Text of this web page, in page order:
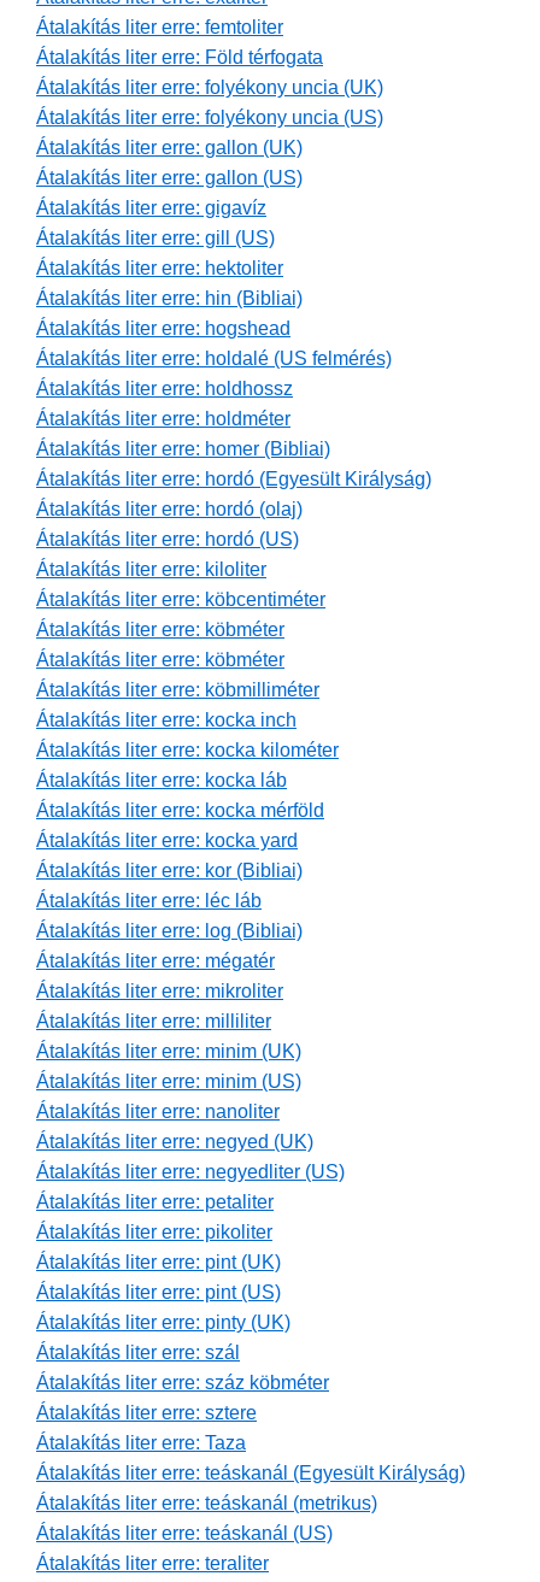
Átalakítás liter erre: femtoliter
Átalakítás liter erre: Föld térfogata
Átalakítás liter erre: folyékony uncia (UK)
Átalakítás liter erre: folyékony uncia (US)
Átalakítás liter erre: gallon (UK)
Átalakítás liter erre: gallon (US)
Átalakítás liter erre: gigavíz
Átalakítás liter erre: gill (US)
Átalakítás liter erre: hektoliter
Átalakítás liter erre: hin (Bibliai)
Átalakítás liter erre: hogshead
Átalakítás liter erre: holdalé (US felmérés)
Átalakítás liter erre: holdhossz
Átalakítás liter erre: holdméter
Átalakítás liter erre: homer (Bibliai)
Átalakítás liter erre: hordó (Egyesült Királyság)
Átalakítás liter erre: hordó (olaj)
Átalakítás liter erre: hordó (US)
Átalakítás liter erre: kiloliter
Átalakítás liter erre: köbcentiméter
Átalakítás liter erre: köbméter
Átalakítás liter erre: köbméter
Átalakítás liter erre: köbmilliméter
Átalakítás liter erre: kocka inch
Átalakítás liter erre: kocka kilométer
Átalakítás liter erre: kocka láb
Átalakítás liter erre: kocka mérföld
Átalakítás liter erre: kocka yard
Átalakítás liter erre: kor (Bibliai)
Átalakítás liter erre: léc láb
Átalakítás liter erre: log (Bibliai)
Átalakítás liter erre: mégatér
Átalakítás liter erre: mikroliter
Átalakítás liter erre: milliliter
Átalakítás liter erre: minim (UK)
Átalakítás liter erre: minim (US)
Átalakítás liter erre: nanoliter
Átalakítás liter erre: negyed (UK)
Átalakítás liter erre: negyedliter (US)
Átalakítás liter erre: petaliter
Átalakítás liter erre: pikoliter
Átalakítás liter erre: pint (UK)
Átalakítás liter erre: pint (US)
Átalakítás liter erre: pinty (UK)
Átalakítás liter erre: szál
Átalakítás liter erre: száz köbméter
Átalakítás liter erre: sztere
Átalakítás liter erre: Taza
Átalakítás liter erre: teáskanál (Egyesült Királyság)
Átalakítás liter erre: teáskanál (metrikus)
Átalakítás liter erre: teáskanál (US)
Átalakítás liter erre: teraliter